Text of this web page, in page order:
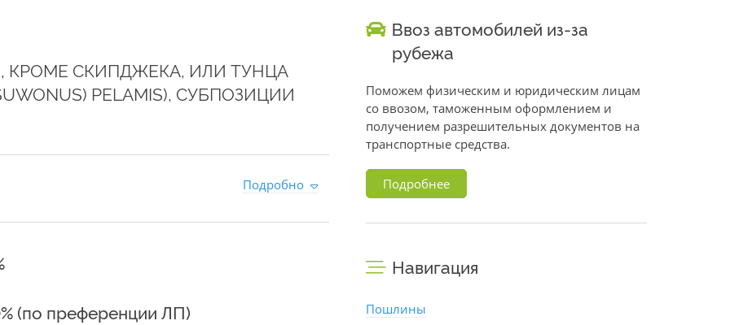
КРОМЕ СКИПДЖЕКА, ИЛИ ТУНЦА
PELAMIS), СУБПОЗИЦИИ
Подробно
(по преференции ЛП)
Ввоз автомобилей из-за
рубежа
Поможем физическим и юридическим лицам
со ввозом, таможенным оформлением и
получением разрешительных документов на
транспортные средства.
Подробнее
Навигация
Пошлины